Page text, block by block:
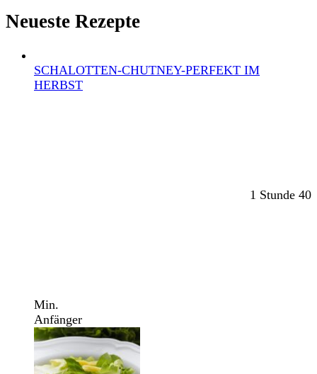
Neueste Rezepte
SCHALOTTEN-CHUTNEY-PERFEKT IM
HERBST
1 Stunde 40
Min.
Anfänger